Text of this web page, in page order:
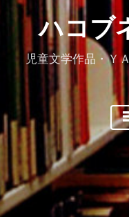
ハコブ
児童文学作品・Ｙ